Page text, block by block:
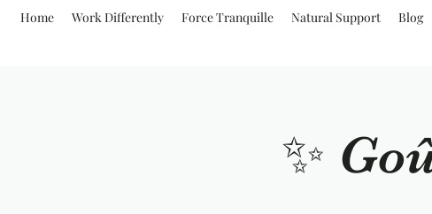
Home Work Differently Force Tranquille Natural Support Blog
✨